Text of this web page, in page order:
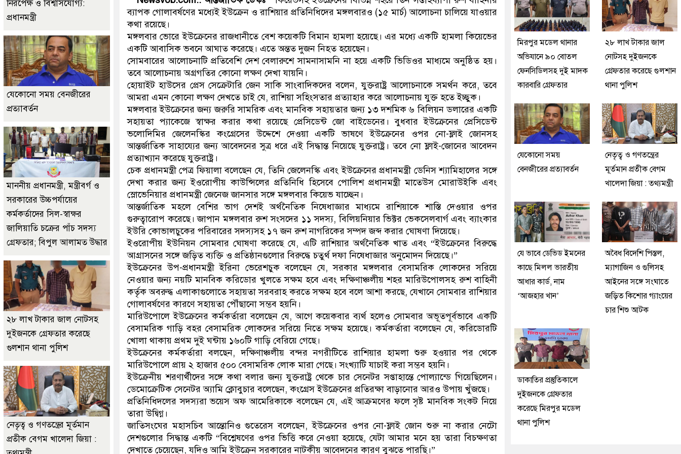
ব্যাপক গোলাবর্ষণের মধ্যেই ইউক্রেন ও রাশিয়ার প্রতিনিধিদের মঙ্গলবারও (১৫ মার্চ) আলোচনা চালিয়ে যাওয়ার
কথা রয়েছে।
মঙ্গলবার ভোরে ইউক্রেনের রাজধানীতে বেশ কয়েকটি বিমান হামলা হয়েছে। এর মধ্যে একটি হামলা কিয়েভের
একটি আবাসিক ভবনে আঘাত করেছে। এতে অন্তত দুজন নিহত হয়েছেন।
সোমবারের আলোচনাটি প্রতিবেশি দেশ বেলারুশে সামনাসামনি না হয়ে একটি ভিডিওর মাধ্যমে অনুষ্ঠিত হয়।
তবে আলোচনায় অগ্রগতির কোনো লক্ষণ দেখা যায়নি।
হোয়াইট হাউসের প্রেস সেক্রেটারি জেন সাকি সাংবাদিকদের বলেন, যুক্তরাষ্ট্র আলোচনাকে সমর্থন করে, তবে
আমরা এমন কোনো লক্ষণ দেখতে চাই যে, রাশিয়া সহিংসতার প্রত্যাহার করে আলোচনায় যুক্ত হতে ইচ্ছুক।
মঙ্গলবার ইউক্রেনের জন্য জরুরি সামরিক এবং মানবিক সহায়তার জন্য ১৩ দশমিক ৬ বিলিয়ন ডলারের একটি
সহায়তা প্যাকেজে স্বাক্ষর করার কথা রয়েছে প্রেসিডেন্ট জো বাইডেনের। বুধবার ইউক্রেনের প্রেসিডেন্ট
ভলোদিমির জেলেনস্কির কংগ্রেসের উদ্দেশে দেওয়া একটি ভাষণে ইউক্রেনের ওপর নো-ফ্লাই জোনসহ
আন্তর্জাতিক সাহায্যের জন্য আবেদনের সুত্র ধরে এই সিদ্ধান্ত নিয়েছে যুক্তরাষ্ট্র। তবে নো ফ্লাই-জোনের আবেদন
প্রত্যাখ্যান করেছে যুক্তরাষ্ট্র।
চেক প্রধানমন্ত্রী পেত্র ফিয়ালা বলেছেন যে, তিনি জেলেনস্কি এবং ইউক্রেনের প্রধানমন্ত্রী ডেনিস শ্যামিহালের সঙ্গে
দেখা করার জন্য ইওরোপীয় কাউন্সিলের প্রতিনিধি হিসেবে পোলিশ প্রধানমন্ত্রী মাতেউস মোরাউইকি এবং
স্লোভেনিয়ার প্রধানমন্ত্রী জেনেজ জানসার সঙ্গে মঙ্গলবার কিয়েভ যাচ্ছেন।
আন্তর্জাতিক মহলে বেশির ভাগ দেশই অর্থনৈতিক নিষেধাজ্ঞার মাধ্যমে রাশিয়াকে শাস্তি দেওয়ার ওপর
গুরুত্বারোপ করেছে। জাপান মঙ্গলবার রুশ সংসদের ১১ সদস্য, বিলিয়নিয়ার ভিক্টর ভেকসেলবার্গ এবং ব্যাংকার
ইউরি কোভালচুকের পরিবারের সদস্যসহ ১৭ জন রুশ নাগরিকের সম্পদ জব্দ করার ঘোষণা দিয়েছে।
ইওরোপীয় ইউনিয়ন সোমবার ঘোষণা করেছে যে, এটি রাশিয়ার অর্থনৈতিক খাত এবং “ইউক্রেনের বিরুদ্ধে
আগ্রাসনের সঙ্গে জড়িত ব্যক্তি ও প্রতিষ্ঠানগুলোর বিরুদ্ধে চতুর্থ দফা নিষেধাজ্ঞার অনুমোদন দিয়েছে।”
ইউক্রেনের উপ-প্রধানমন্ত্রী ইরিনা ভেরেশচুক বলেছেন যে, সরকার মঙ্গলবার বেসামরিক লোকদের সরিয়ে
নেওয়ার জন্য নয়টি মানবিক করিডোর খুলতে সক্ষম হবে এবং দক্ষিণাঞ্চলীয় শহর মারিউপোলসহ রুশ বাহিনী
কর্তৃক অবরুদ্ধ এলাকাগুলোতে সহায়তা সরবরাহ করতে সক্ষম হবে বলে আশা করছে, যেখানে সোমবার রাশিয়ার
গোলাবর্ষণের কারণে সহায়তা পৌঁছানো সম্ভব হয়নি।
মারিউপোলে ইউক্রেনের কর্মকর্তারা বলেছেন যে, আগে কয়েকবার ব্যর্থ হলেও সোমবার অভূতপূর্বভাবে একটি
বেসামরিক গাড়ি বহর বেসামরিক লোকদের সরিয়ে নিতে সক্ষম হয়েছে। কর্মকর্তারা বলেছেন যে, করিডোরটি
খোলা থাকায় প্রথম দুই ঘন্টায় ১৬০টি গাড়ি বেরিয়ে গেছে।
ইউক্রেনের কর্মকর্তারা বলছেন, দক্ষিণাঞ্চলীয় বন্দর নগরীটিতে রাশিয়ার হামলা শুরু হওয়ার পর থেকে
মারিউপোলে প্রায় ২ হাজার ৫০০ বেসামরিক লোক মারা গেছে। সংখ্যাটি যাচাই করা সম্ভব হয়নি।
ইউক্রেনীয় শরণার্থীদের সঙ্গে কথা বলার জন্য যুক্তরাষ্ট্র থেকে চার সেনেটর সপ্তাহান্তে পোল্যান্ডে গিয়েছিলেন।
ডেমোক্রেটিক সেনেটর অ্যামি ক্লোবুচার বলেছেন, কংগ্রেস ইউক্রেনের প্রতিরক্ষা বাড়ানোর আরও উপায় খুঁজছে।
প্রতিনিধিদলের সদস্যরা ভয়েস অফ আমেরিকাকে বলেছেন যে, এই আক্রমণের ফলে সৃষ্ট মানবিক সংকট নিয়ে
তারা উদ্বিগ্ন।
জাতিসংঘের মহাসচিব আন্তোনিও গুতেরেস বলেছেন, ইউক্রেনের ওপর নো-ফ্লাই জোন শুরু না করার নেটো
দেশগুলোর সিদ্ধান্ত একটি “বিশ্লেষণের ওপর ভিত্তি করে নেওয়া হয়েছে, যেটা আমার মনে হয় তারা বিচক্ষণতা
দেখাতে চেয়েছেন, যদিও আমি ইউক্রেন সরকারের নাটকীয় আবেদনের কারণ বুঝতে পারছি।”
নিরপেক্ষ ও বিশ্বাসযোগ্য:
প্রধানমন্ত্রী
যেকোনো সময় বেনজীরের
প্রত্যাবর্তন
মাননীয় প্রধানমন্ত্রী, মন্ত্রীবর্গ ও
সরকারের উচ্চপর্যায়ের
কর্মকর্তাদের সিল-স্বাক্ষর
জালিয়াতি চক্রের পাঁচ সদস্য
গ্রেফতার; বিপুল আলামত উদ্ধার
২৮ লাখ টাকার জাল নোটসহ
দুইজনকে গ্রেফতার করেছে
গুলশান থানা পুলিশ
নেতৃত্ব ও গণতন্ত্রের মূর্তমান
প্রতীক বেগম খালেদা জিয়া :
মিরপুর মডেল থানার
অভিযানে ৯০ বোতল
ফেনসিডিলসহ দুই মাদক
কারবারি গ্রেফতার
২৮ লাখ টাকার জাল
নোটসহ দুইজনকে
গ্রেফতার করেছে গুলশান
থানা পুলিশ
যেকোনো সময়
বেনজীরের প্রত্যাবর্তন
নেতৃত্ব ও গণতন্ত্রের
মূর্তমান প্রতীক বেগম
খালেদা জিয়া : তথ্যমন্ত্রী
যে ভাবে ডেভিড ইমনের
কাছে মিলল ভারতীয়
আধার কার্ড, নাম
‘আজহার খান’
অবৈধ বিদেশি পিস্তল,
ম্যাগাজিন ও গুলিসহ
আইনের সঙ্গে সংঘাতে
জড়িত কিশোর গ্যাংয়ের
চার শিশু আটক
ডাকাতির প্রস্তুতিকালে
দুইজনকে গ্রেফতার
করেছে মিরপুর মডেল
থানা পুলিশ